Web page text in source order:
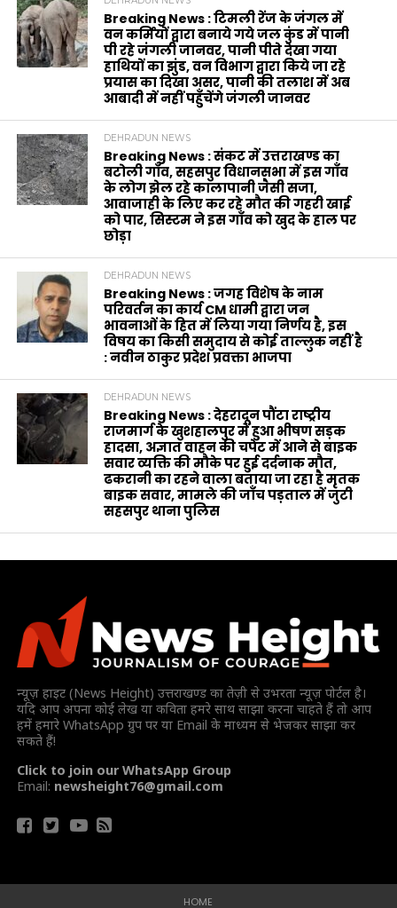
Breaking News : टिमली रेंज के जंगल में
वन कर्मियों द्वारा बनाये गये जल कुंड में पानी
पी रहे जंगली जानवर, पानी पीते देखा गया
हाथियों का झुंड, वन विभाग द्वारा किये जा रहे
प्रयास का दिखा असर, पानी की तलाश में अब
आबादी में नहीं पहुँचेंगे जंगली जानवर
DEHRADUN NEWS
Breaking News : संकट में उत्तराखण्ड का
बटोली गाँव, सहसपुर विधानसभा में इस गाँव
के लोग झेल रहे कालापानी जैसी सजा,
आवाजाही के लिए कर रहे मौत की गहरी खाई
को पार, सिस्टम ने इस गाँव को खुद के हाल पर
छोड़ा
DEHRADUN NEWS
Breaking News : जगह विशेष के नाम
परिवर्तन का कार्य CM धामी द्वारा जन
भावनाओं के हित में लिया गया निर्णय है, इस
विषय का किसी समुदाय से कोई ताल्लुक नहीं है
: नवीन ठाकुर प्रदेश प्रवक्ता भाजपा
DEHRADUN NEWS
Breaking News : देहरादून पौंटा राष्ट्रीय
राजमार्ग के खुशहालपुर में हुआ भीषण सड़क
हादसा, अज्ञात वाहन की चपेट में आने से बाइक
सवार व्यक्ति की मौके पर हुई दर्दनाक मौत,
ढकरानी का रहने वाला बताया जा रहा है मृतक
बाइक सवार, मामले की जाँच पड़ताल में जुटी
सहसपुर थाना पुलिस
न्यूज़ हाइट (News Height) उत्तराखण्ड का तेज़ी से उभरता न्यूज़ पोर्टल है।
यदि आप अपना कोई लेख या कविता हमरे साथ साझा करना चाहते हैं तो आप
हमें हमारे WhatsApp ग्रुप पर या Email के माध्यम से भेजकर साझा कर
सकते हैं!
Click to join our WhatsApp Group
Email: newsheight76@gmail.com
HOME